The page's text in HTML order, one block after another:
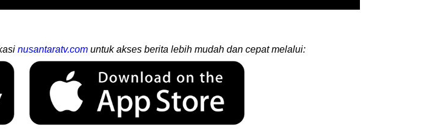
nusantaratv.com untuk akses berita lebih mudah dan cepat melalui: